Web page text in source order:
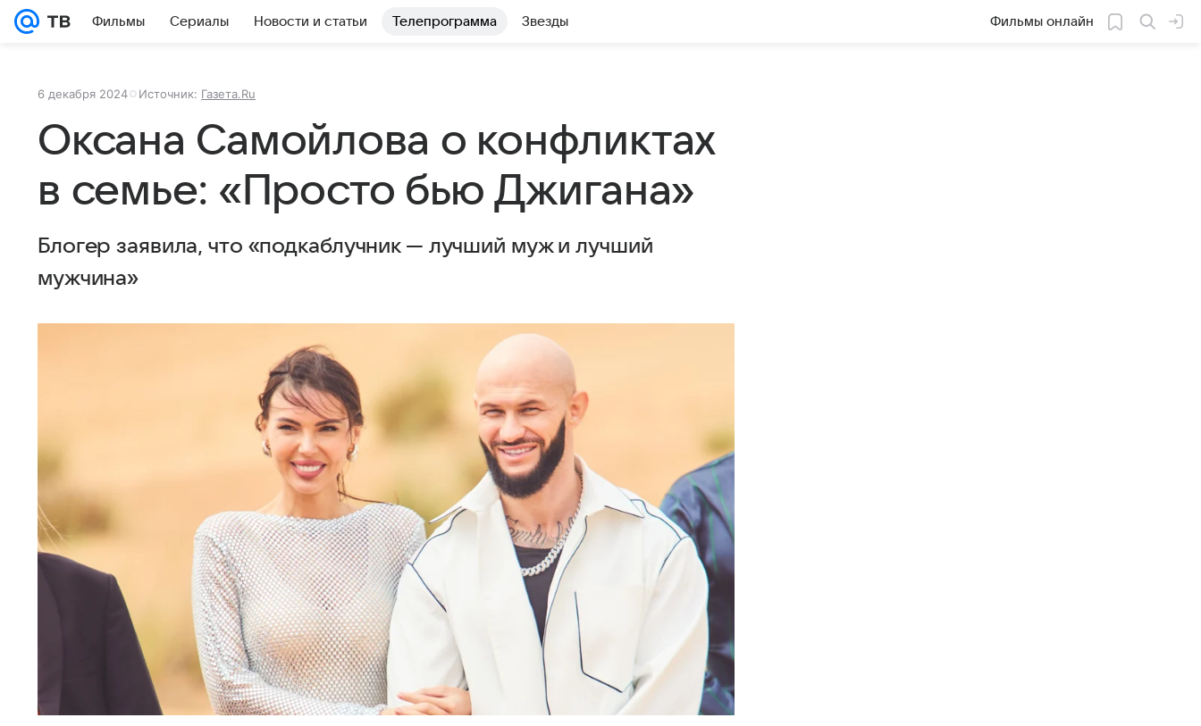
Фильмы Сериалы Новости и статьи Телепрограмма Звезды Фильмы онлайн
6 декабря 2024 Источник: Газета.Ru
Оксана Самойлова о конфликтах
в семье: «Просто бью Джигана»
Блогер заявила, что «подкаблучник — лучший муж и лучший
мужчина»